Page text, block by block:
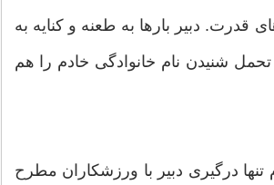
قدرت. دبیر بارها به طعنه و کنایه به
شنیدن نام خانوادگی خادم را هم
تنها درگیری دبیر با ورزشکاران مطرح